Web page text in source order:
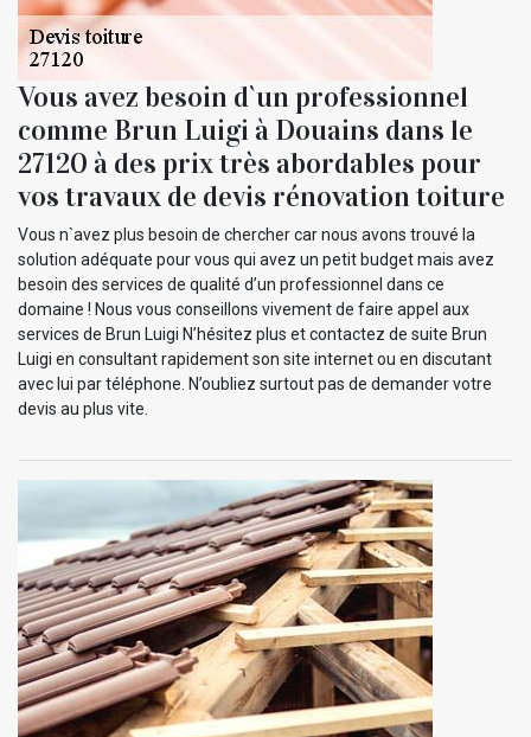
Vous avez besoin d`un professionnel
comme Brun Luigi à Douains dans le
27120 à des prix très abordables pour
vos travaux de devis rénovation toiture
Vous n`avez plus besoin de chercher car nous avons trouvé la
solution adéquate pour vous qui avez un petit budget mais avez
besoin des services de qualité d’un professionnel dans ce
domaine ! Nous vous conseillons vivement de faire appel aux
services de Brun Luigi N’hésitez plus et contactez de suite Brun
Luigi en consultant rapidement son site internet ou en discutant
avec lui par téléphone. N’oubliez surtout pas de demander votre
devis au plus vite.